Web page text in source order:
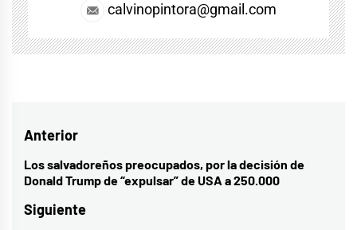
calvinopintora@gmail.com
Navegación
de
entradas
Anterior
Entrada
anterior:
Los salvadoreños preocupados, por la decisión de
Donald Trump de “expulsar” de USA a 250.000
Siguiente